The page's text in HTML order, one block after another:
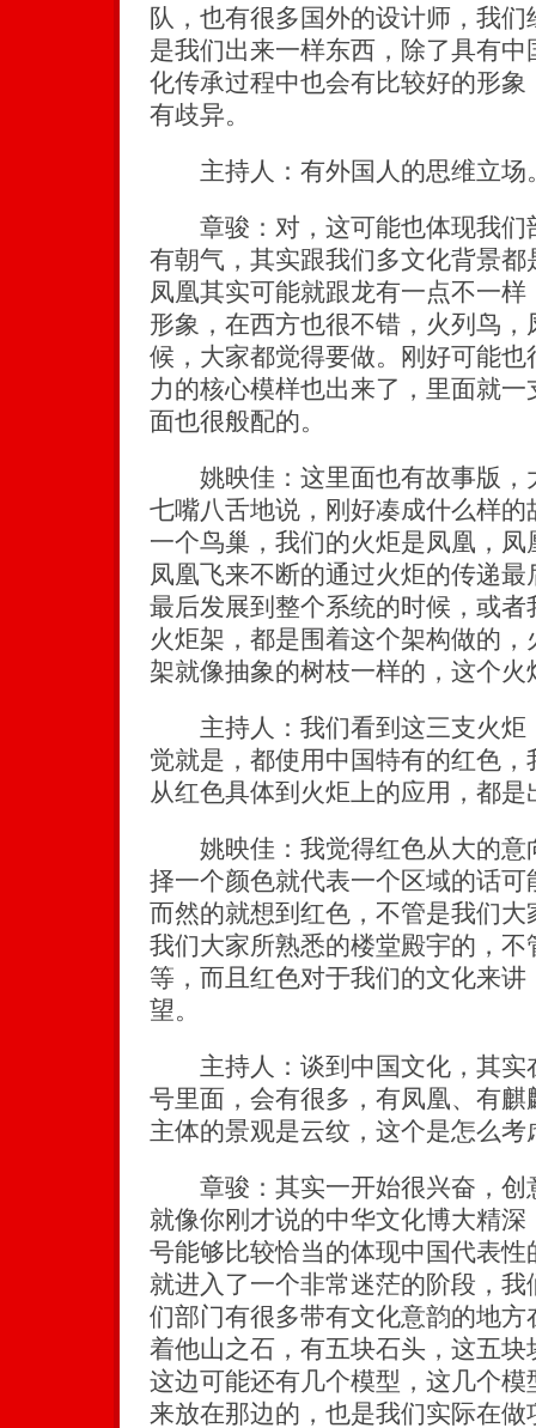
队，也有很多国外的设计师，我
是我们出来一样东西，除了具有
化传承过程中也会有比较好的形
有歧异。
主持人：有外国人的思维立场
章骏：对，这可能也体现我们
有朝气，其实跟我们多文化背景
凤凰其实可能就跟龙有一点不一
形象，在西方也很不错，火列鸟
候，大家都觉得要做。刚好可能
力的核心模样也出来了，里面就
面也很般配的。
姚映佳：这里面也有故事版，
七嘴八舌地说，刚好凑成什么样
一个鸟巢，我们的火炬是凤凰，
凤凰飞来不断的通过火炬的传递
最后发展到整个系统的时候，或
火炬架，都是围着这个架构做的
架就像抽象的树枝一样的，这个
主持人：我们看到这三支火炬
觉就是，都使用中国特有的红色
从红色具体到火炬上的应用，都
姚映佳：我觉得红色从大的意
择一个颜色就代表一个区域的话
而然的就想到红色，不管是我们
我们大家所熟悉的楼堂殿宇的，
等，而且红色对于我们的文化来
望。
主持人：谈到中国文化，其实
号里面，会有很多，有凤凰、有
主体的景观是云纹，这个是怎么考
章骏：其实一开始很兴奋，创
就像你刚才说的中华文化博大精
号能够比较恰当的体现中国代表
就进入了一个非常迷茫的阶段，
们部门有很多带有文化意韵的地
着他山之石，有五块石头，这五
这边可能还有几个模型，这几个
来放在那边的，也是我们实际在